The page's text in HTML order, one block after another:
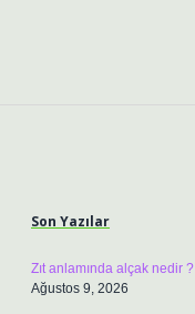
Son Yazılar
Zıt anlamında alçak nedir ?
Ağustos 9, 2026